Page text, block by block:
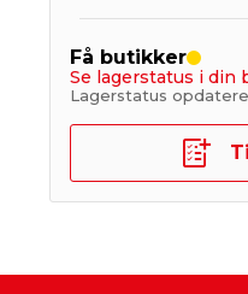
Få butikker
Se lagerstatus i din
Lagerstatus